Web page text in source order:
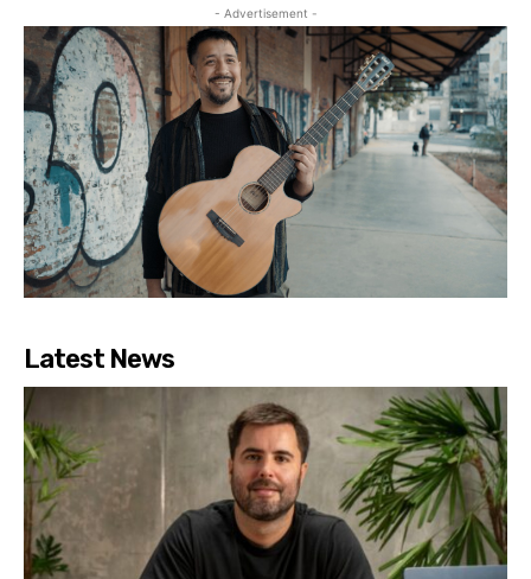
- Advertisement -
Latest News